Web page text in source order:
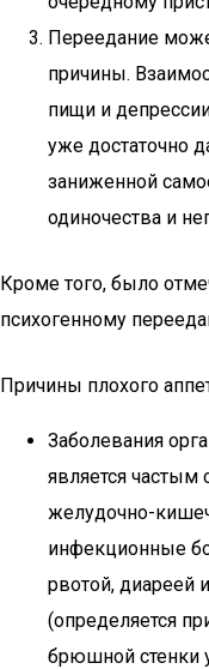
Переедание
причины.
пищи и
уже достаточно
заниженной
одиночества и
Кроме того, было
психогенному
Причины плохого
Заболевания
является
желудочно-
инфекционные
рвотой, диареей
(определяется
брюшной стенки